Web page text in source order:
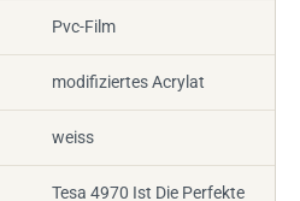
Pvc-Film
modifiziertes Acrylat
weiss
Tesa 4970 Ist Die Perfekte